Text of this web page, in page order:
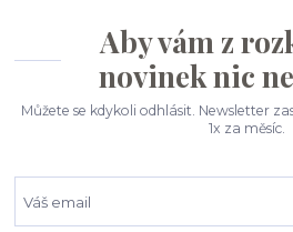
Aby vám z
novinek nic
Můžete se kdykoli odhlásit. Newsletter
1x za měsíc.